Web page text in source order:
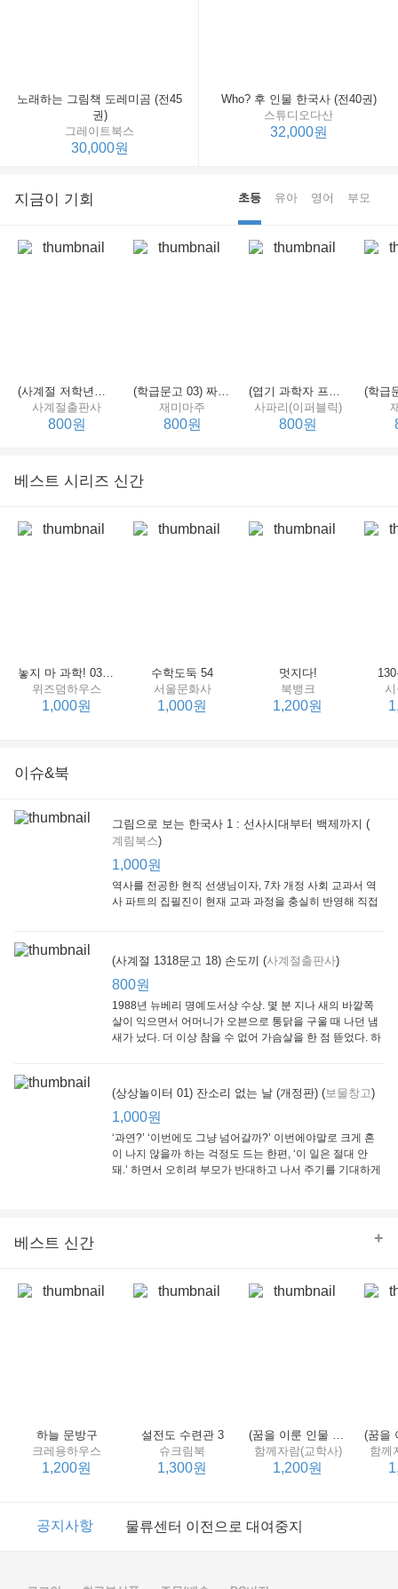
노래하는 그림책 도레미곰 (전45
권)
그레이트북스
30,000원
Who? 후 인물 한국사 (전40권)
스튜디오다산
32,000원
지금이 기회 초등 유아 영어 부모
(사계절 저학년문고 21) 선생님은 모르는 게 너무 많아
사계절출판사
800원
(학급문고 03) 짜장 짬뽕 탕수육
재미마주
800원
(엽기 과학자 프래니 01) 도시락 괴물이 나타났다
사파리(이퍼블릭)
800원
Little, Brown
1,000원
큰솔(토토북)
동아일보사
베스트 시리즈 신간
놓지 마 과학! 03 : 정신이 공룡에 정신 놓다
위즈덤하우스
1,000원
수학도둑 54
서울문화사
1,000원
멋지다!
북뱅크
1,200원
이슈&북
그림으로 보는 한국사 1 : 선사시대부터 백제까지 (
계림북스)
1,000원
역사를 전공한 현직 선생님이자, 7차 개정 사회 교과서 역
사 파트의 집필진이 현재 교과 과정을 충실히 반영해 직접
(사계절 1318문고 18) 손도끼 (사계절출판사)
800원
1988년 뉴베리 명예도서상 수상. 몇 분 지나 새의 바깥쪽
살이 익으면서 어머니가 오븐으로 통닭을 구울 때 나던 냄
새가 났다. 더 이상 참을 수 없어 가슴살을 한 점 뜯었다. 하
(상상놀이터 01) 잔소리 없는 날 (개정판) (보물창고)
1,000원
‘과연?’ ‘이번에도 그냥 넘어갈까?’ 이번에야말로 크게 혼
이 나지 않을까 하는 걱정도 드는 한편, ‘이 일은 절대 안
돼.’ 하면서 오히려 부모가 반대하고 나서 주기를 기대하게
베스트 신간 +
하늘 문방구
크레용하우스
1,200원
설전도 수련관 3
슈크림북
1,300원
(꿈을 이룬 인물 탐구 2) 제인 구달
함께자람(교학사)
1,200원
함께
이벤트 2017년 리브피아 여름방학 참고서 이벤트
공지사항 물류센터 이전으로 대여중지